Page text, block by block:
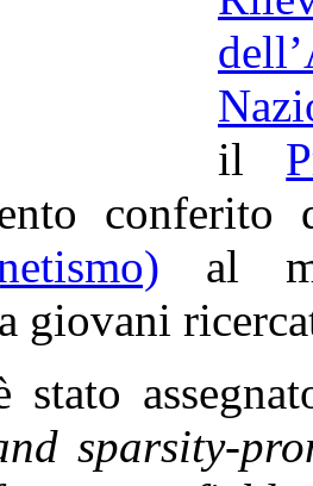
il
al
giovani
stato
sparsity-